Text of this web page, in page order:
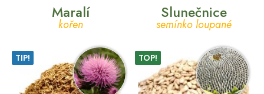
Maralí
kořen
TIP!
Slunečnice
semínko loupané
TOP!